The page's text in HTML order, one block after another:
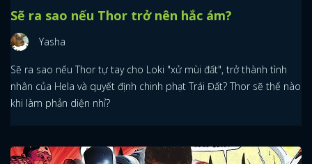
Sẽ ra sao nếu Thor trở nên hắc ám?
Yasha
Sẽ ra sao nếu Thor tự tay cho Loki "xử mùi đất", trở thành tình
nhân của Hela và quyết định chinh phạt Trái Đất? Thor sẽ thế nào
khi làm phản diện nhỉ?